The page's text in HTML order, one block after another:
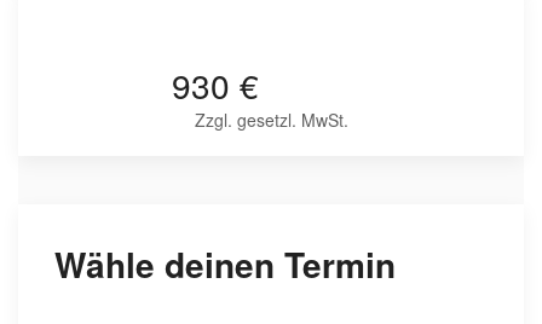
930 €
Zzgl. gesetzl. MwSt.
Wähle deinen Termin